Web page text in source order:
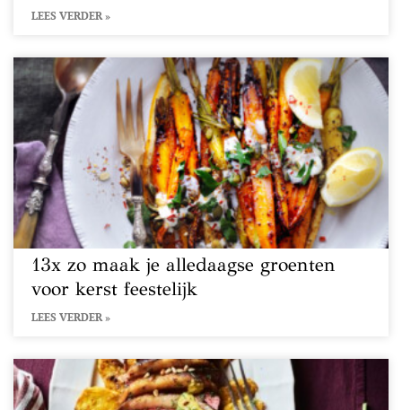
LEES VERDER »
13x zo maak je alledaagse groenten
voor kerst feestelijk
LEES VERDER »